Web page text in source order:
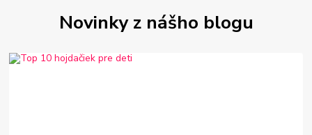
Novinky z nášho blogu